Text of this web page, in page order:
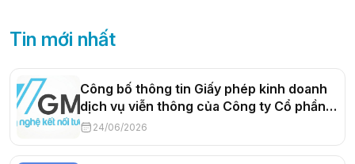
Tin mới nhất
Công bố thông tin Giấy phép kinh doanh
dịch vụ viễn thông của Công ty Cổ phần
Truyền thông Trực tuyến VGMO
24/06/2026